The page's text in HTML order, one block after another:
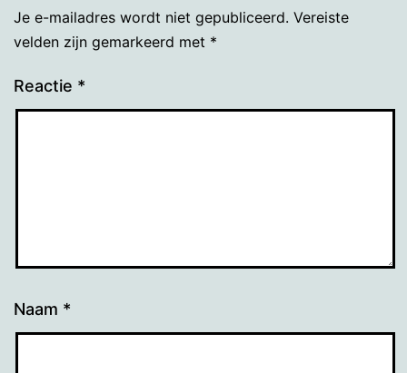
Je e-mailadres wordt niet gepubliceerd. Vereiste
velden zijn gemarkeerd met *
Reactie *
Naam *